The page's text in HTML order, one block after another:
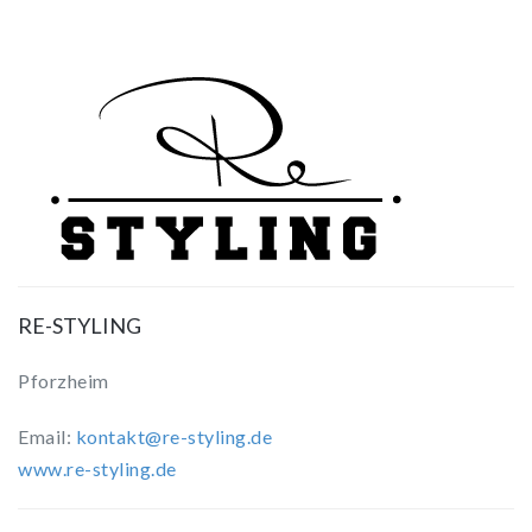
RE-STYLING
Pforzheim
Email: kontakt@re-styling.de
www.re-styling.de